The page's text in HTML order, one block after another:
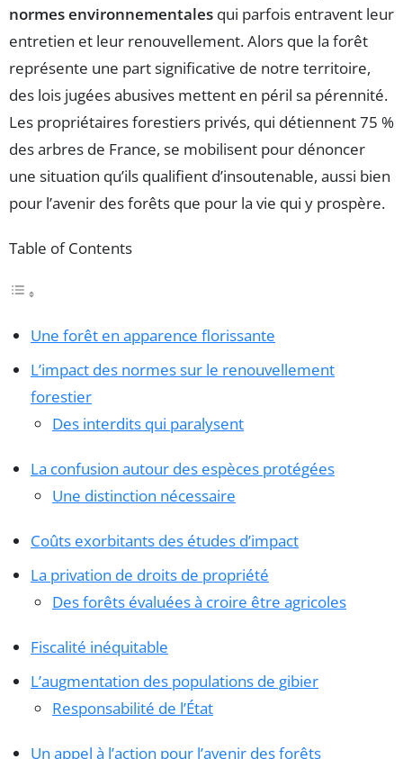
normes environnementales qui parfois entravent leur
entretien et leur renouvellement. Alors que la forêt
représente une part significative de notre territoire,
des lois jugées abusives mettent en péril sa pérennité.
Les propriétaires forestiers privés, qui détiennent 75 %
des arbres de France, se mobilisent pour dénoncer
une situation qu’ils qualifient d’insoutenable, aussi bien
pour l’avenir des forêts que pour la vie qui y prospère.
Table of Contents
Une forêt en apparence florissante
L’impact des normes sur le renouvellement
forestier
Des interdits qui paralysent
La confusion autour des espèces protégées
Une distinction nécessaire
Coûts exorbitants des études d’impact
La privation de droits de propriété
Des forêts évaluées à croire être agricoles
Fiscalité inéquitable
L’augmentation des populations de gibier
Responsabilité de l’État
Un appel à l’action pour l’avenir des forêts